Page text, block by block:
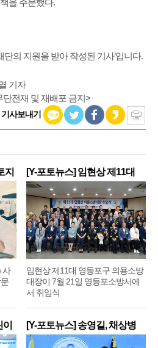
을 주문했다.
단의 지원을 받아 작성된 기사’입니다.
기자
전재 및 재배포 금지>
기사보내기
지
사
[Y-포토뉴스] 임현상 제11대
영
임현상 제11대 영등포구 의용소방
대장이 7월 21일 영등포소방서에
서 취임식
[Y-포토뉴스] 송영길, 채상병
순